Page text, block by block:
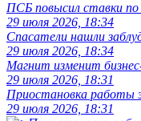
ПСБ повысил ставки по
29 июля 2026, 18:34
Спасатели нашли
29 июля 2026, 18:34
Магнит изменит
29 июля 2026, 18:31
Приостановка работы
29 июля 2026, 18:31